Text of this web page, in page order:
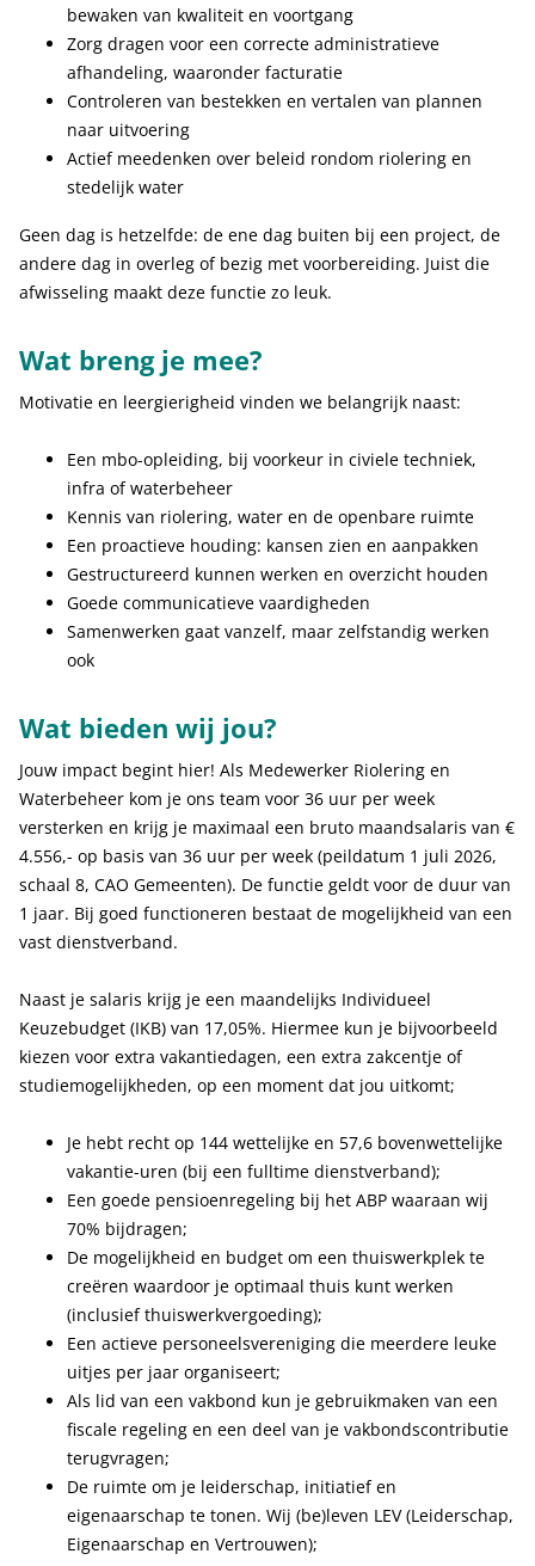
bewaken van kwaliteit en voortgang
Zorg dragen voor een correcte administratieve
afhandeling, waaronder facturatie
Controleren van bestekken en vertalen van plannen
naar uitvoering
Actief meedenken over beleid rondom riolering en
stedelijk water
Geen dag is hetzelfde: de ene dag buiten bij een project, de
andere dag in overleg of bezig met voorbereiding. Juist die
afwisseling maakt deze functie zo leuk.
Wat breng je mee?
Motivatie en leergierigheid vinden we belangrijk naast:
Een mbo-opleiding, bij voorkeur in civiele techniek,
infra of waterbeheer
Kennis van riolering, water en de openbare ruimte
Een proactieve houding: kansen zien en aanpakken
Gestructureerd kunnen werken en overzicht houden
Goede communicatieve vaardigheden
Samenwerken gaat vanzelf, maar zelfstandig werken
ook
Wat bieden wij jou?
Jouw impact begint hier! Als Medewerker Riolering en
Waterbeheer kom je ons team voor 36 uur per week
versterken en krijg je maximaal een bruto maandsalaris van €
4.556,- op basis van 36 uur per week (peildatum 1 juli 2026,
schaal 8, CAO Gemeenten). De functie geldt voor de duur van
1 jaar. Bij goed functioneren bestaat de mogelijkheid van een
vast dienstverband.
Naast je salaris krijg je een maandelijks Individueel
Keuzebudget (IKB) van 17,05%. Hiermee kun je bijvoorbeeld
kiezen voor extra vakantiedagen, een extra zakcentje of
studiemogelijkheden, op een moment dat jou uitkomt;
Je hebt recht op 144 wettelijke en 57,6 bovenwettelijke
vakantie-uren (bij een fulltime dienstverband);
Een goede pensioenregeling bij het ABP waaraan wij
70% bijdragen;
De mogelijkheid en budget om een thuiswerkplek te
creëren waardoor je optimaal thuis kunt werken
(inclusief thuiswerkvergoeding);
Een actieve personeelsvereniging die meerdere leuke
uitjes per jaar organiseert;
Als lid van een vakbond kun je gebruikmaken van een
fiscale regeling en een deel van je vakbondscontributie
terugvragen;
De ruimte om je leiderschap, initiatief en
eigenaarschap te tonen. Wij (be)leven LEV (Leiderschap,
Eigenaarschap en Vertrouwen);